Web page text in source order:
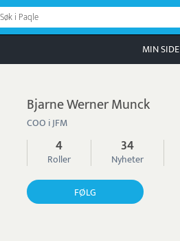
Søk i Paqle
MIN SIDE
Bjarne Werner Munck
COO i JFM
4
Roller
34
Nyheter
FØLG